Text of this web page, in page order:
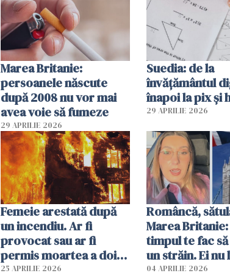
Marea Britanie:
persoanele născute
după 2008 nu vor mai
avea voie să fumeze
29 APRILIE 2026
Suedia: de la
învățământul
înapoi la pix și
29 APRILIE 2026
Femeie arestată după
un incendiu. Ar fi
provocat sau ar fi
permis moartea a doi
25 APRILIE 2026
Româncă,
Marea
timpul te fac
un străin. Ei nu
04 APRILIE 2026